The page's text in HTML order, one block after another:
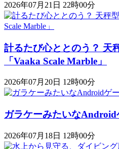
2026年07月21日 22時00分
計るたび心ととのう？ 天
「Vaaka Scale Marble」
2026年07月20日 12時00分
ガラケーみたいなAndroid
2026年07月18日 12時00分